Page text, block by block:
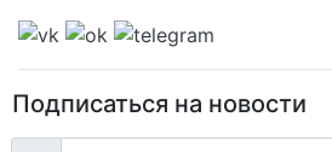
Подписаться на новости